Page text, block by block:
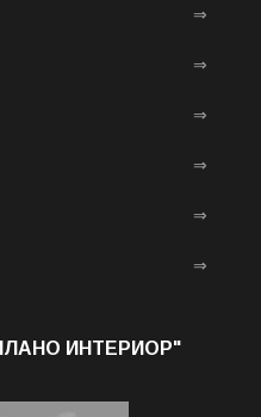
⇒
⇒
⇒
⇒
⇒
⇒
ИНТЕРИОР"